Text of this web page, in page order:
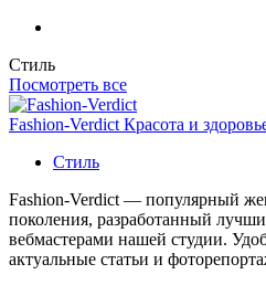
Стиль
Посмотреть все
Fashion-Verdict Красота и
Стиль
Fashion-Verdict — популярный
поколения, разработанный
вебмастерами нашей студии.
актуальные статьи и